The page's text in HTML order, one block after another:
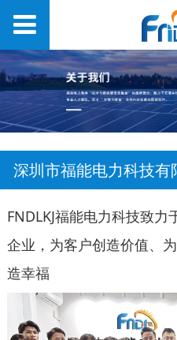
深圳市福能电力科技有
FNDLKJ福能电力科技致
企业，为客户创造价值、
造幸福